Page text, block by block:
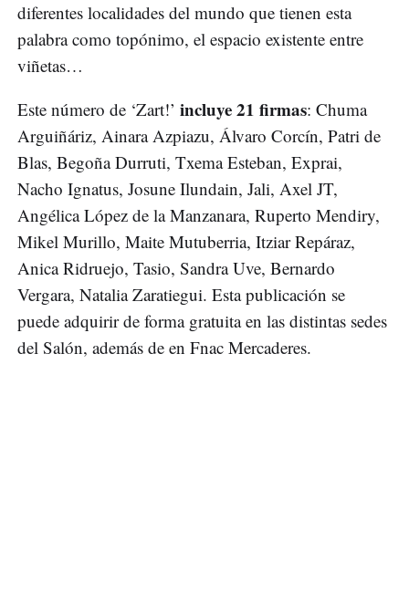
diferentes localidades del mundo que tienen esta
palabra como topónimo, el espacio existente entre
viñetas…
Este número de ‘Zart!’ incluye 21 firmas: Chuma
Arguiñáriz, Ainara Azpiazu, Álvaro Corcín, Patri de
Blas, Begoña Durruti, Txema Esteban, Exprai,
Nacho Ignatus, Josune Ilundain, Jali, Axel JT,
Angélica López de la Manzanara, Ruperto Mendiry,
Mikel Murillo, Maite Mutuberria, Itziar Repáraz,
Anica Ridruejo, Tasio, Sandra Uve, Bernardo
Vergara, Natalia Zaratiegui. Esta publicación se
puede adquirir de forma gratuita en las distintas sedes
del Salón, además de en Fnac Mercaderes.